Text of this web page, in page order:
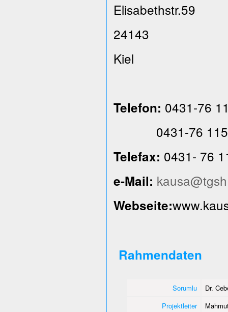
Elisabethstr.59
24143
Kiel
Telefon: 0431-76
0431-76 115
Telefax: 0431- 76
e-Mail:
Webseite:
Rahmendaten
Sorumlu
Dr.
Projektleiter